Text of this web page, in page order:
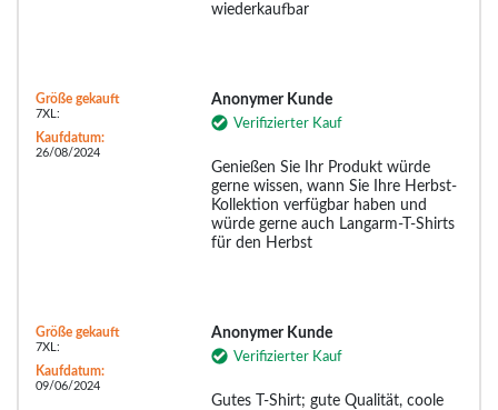
wiederkaufbar
Größe gekauft
7XL:
Kaufdatum:
26/08/2024
Anonymer Kunde
Verifizierter Kauf
Genießen Sie Ihr Produkt würde
gerne wissen, wann Sie Ihre Herbst-
Kollektion verfügbar haben und
würde gerne auch Langarm-T-Shirts
für den Herbst
Größe gekauft
7XL:
Kaufdatum:
09/06/2024
Anonymer Kunde
Verifizierter Kauf
Gutes T-Shirt; gute Qualität, coole